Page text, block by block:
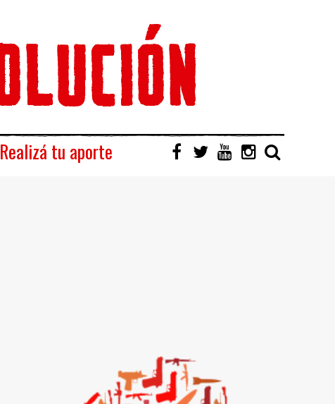
Realizá tu aporte